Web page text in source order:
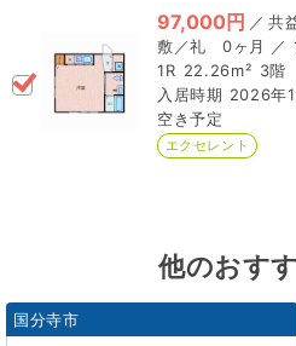
97,000円 ／
0ヶ月 ／
1R 22.26m² 3階
2026年
空き予定
エクセレント
他のおす
国分寺市